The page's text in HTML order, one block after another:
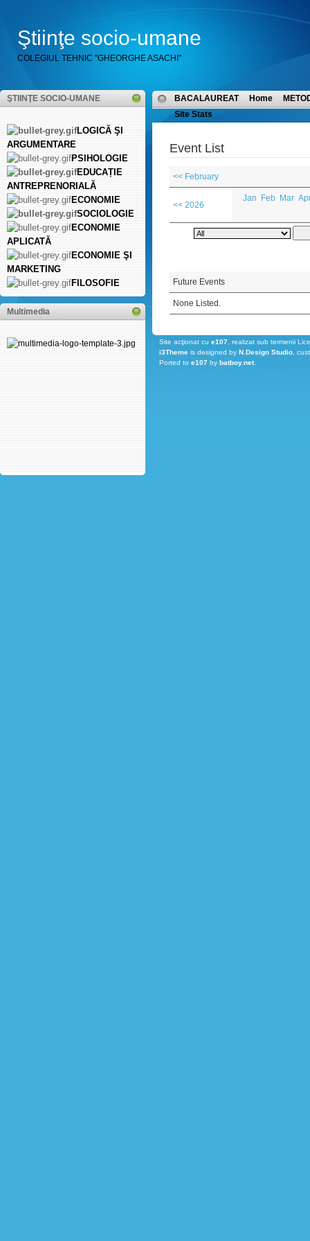
Ştiinţe socio-umane
COLEGIUL TEHNIC "GHEORGHE ASACHI"
ŞTIINŢE SOCIO-UMANE
LOGICĂ ŞI
ARGUMENTARE
PSIHOLOGIE
EDUCAȚIE
ANTREPRENORIALĂ
ECONOMIE
SOCIOLOGIE
ECONOMIE
APLICATĂ
ECONOMIE ŞI
MARKETING
FILOSOFIE
Multimedia
BACALAUREAT Home
Site Stats
Event List
<< February
<< 2026
Jan Feb Mar
Future Events
None Listed.
Site acţionat cu e107 , realizat sub termenii
i3Theme is designed by N.Design Studio ,
Ported to e107 by batboy.net.